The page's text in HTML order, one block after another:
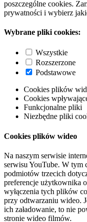
poszczególne cookies.
prywatności i wybierz
Wybrane pliki cookies:
Wszystkie
Rozszerzone
Podstawowe
Cookies plików
Cookies
Funkcjonalne pliki
Niezbędne pliki
Cookies plików wideo
Na naszym serwisie
serwisu YouTube. W tym
podmiotów trzecich
preferencje użytkownika
wyłączenia tych plików
przy odtwarzaniu wideo.
ich załadowanie, to nie
stronie wideo filmów.